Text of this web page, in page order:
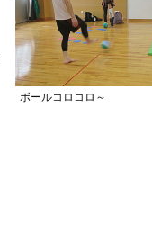
ボールコロコロ～